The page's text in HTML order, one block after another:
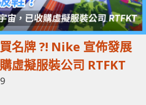
名牌 ?! Nike 宣佈發展
虛擬服裝公司 RTFKT